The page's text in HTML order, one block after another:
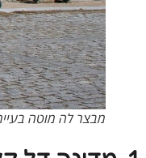
מבצר לה מוטה